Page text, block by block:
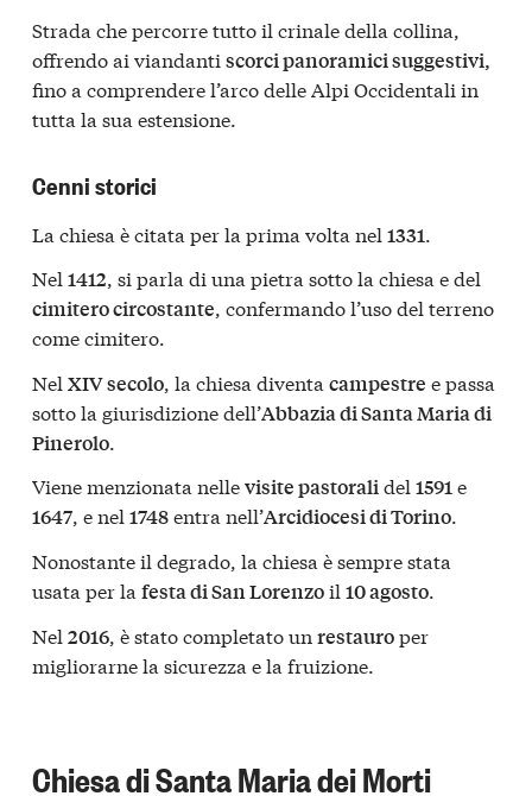
Strada che percorre tutto il crinale della collina,
offrendo ai viandanti scorci panoramici suggestivi,
fino a comprendere l’arco delle Alpi Occidentali in
tutta la sua estensione.
Cenni storici
La chiesa è citata per la prima volta nel 1331
Nel 1412, si parla di una pietra sotto la chiesa e del
cimitero circostante, confermando l’uso del terreno
come cimitero.
Nel XIV secolo, la chiesa diventa campestre e passa
sotto la giurisdizione dell’Abbazia di Santa Maria di
Pinerolo.
Viene menzionata nellevisite pastoralidel 1591e
1647, e nel 1748entra nell’Arcidiocesi di Torino.
Nonostante il degrado, la chiesa è sempre stata
usata per la festa di San Lorenzoil 10 agosto.
Nel 2016 , è stato completato un restauroper
migliorarne la sicurezza e la fruizione.
Chiesa di Santa Maria dei Morti